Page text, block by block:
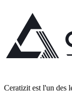
Ceratizit est l'un des